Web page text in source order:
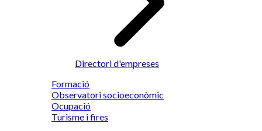
Directori d'empreses
Formació
Observatori socioeconòmic
Ocupació
Turisme i fires